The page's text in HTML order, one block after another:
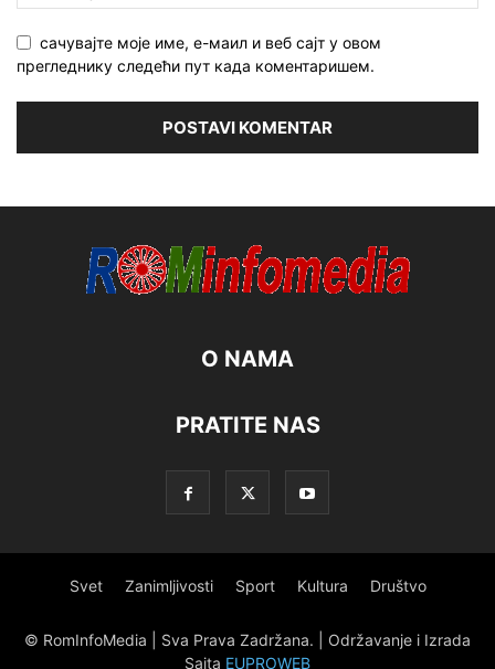
сачувајте моје име, е-маил и веб сајт у овом
прегледнику следећи пут када коментаришем.
O NAMA
PRATITE NAS
Svet Zanimljivosti Sport Kultura Društvo
© RomInfoMedia | Sva Prava Zadržana. | Održavanje i Izrada
Sajta EUPROWEB